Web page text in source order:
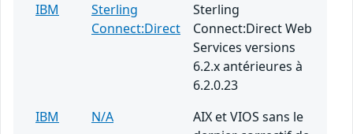
IBM
Sterling
Connect:Direct
Sterling
Connect:Direct Web
Services versions
6.2.x antérieures à
6.2.0.23
IBM
N/A
AIX et VIOS sans le